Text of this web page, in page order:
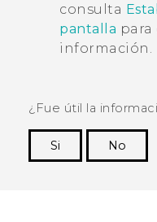
consulta
pantalla
información.
¿Fue útil la
Si
No